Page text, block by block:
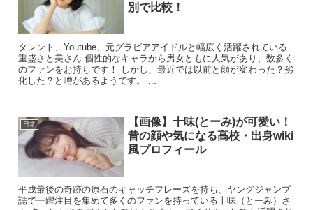
別で比較！
タレント、Youtube、元グラビアアイドルと幅広く活躍されている
重盛さと美さん 個性的なキャラから男女ともに人気があり、数多く
のファンをお持ちです！ しかし、最近では以前と顔が変わった？劣
化した？と噂があるようです。 ...
日常
【画像】十味(とーみ)が可愛い！
昔の顔や気になる高校・出身wiki
風プロフィール
平成最後の奇跡の原石のキャッチフレーズを持ち、ヤングジャンプ
誌で一躍注目を集めて多くのファンを持っている十味（とーみ）さ